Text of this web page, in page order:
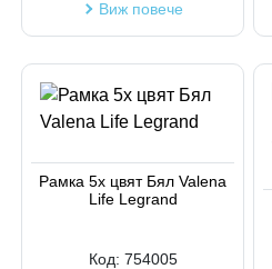
Виж повече
Рамка 5х цвят Бял Valena
Life Legrand
Код: 754005